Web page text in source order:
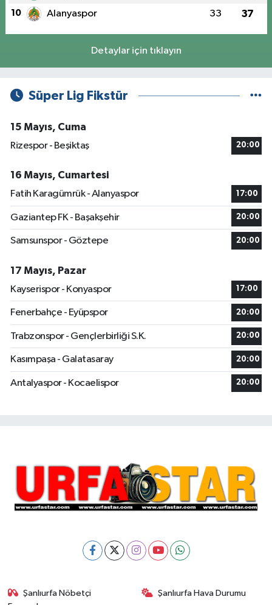
10 Alanyaspor 33 37
Detaylar için tıklayın
Süper Lig Fikstür
15 Mayıs, Cuma
Rizespor - Beşiktaş
20:00
16 Mayıs, Cumartesi
Fatih Karagümrük - Alanyaspor
17:00
Gaziantep FK - Başakşehir 20:00
Samsunspor - Göztepe 20:00
17 Mayıs, Pazar
Kayserispor - Konyaspor
17:00
Fenerbahçe - Eyüpspor 20:00
Trabzonspor - Gençlerbirliği S.K. 20:00
Kasımpaşa - Galatasaray 20:00
Antalyaspor - Kocaelispor 20:00
Şanlıurfa Nöbetçi
Şanlıurfa Hava Durumu